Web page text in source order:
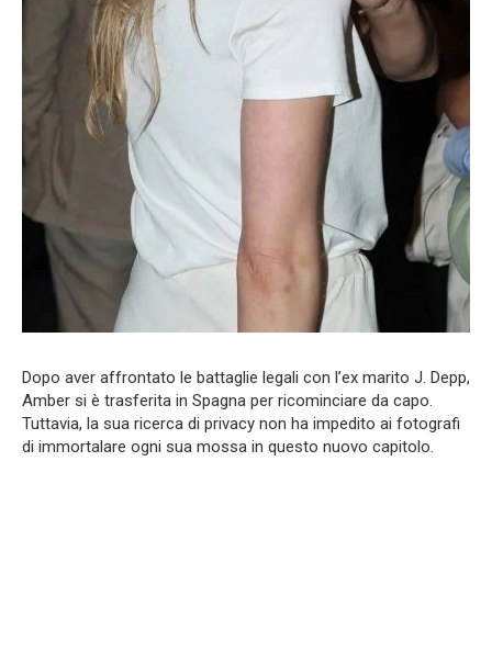
Dopo aver affrontato le battaglie legali con l’ex marito J. Depp,
Amber si è trasferita in Spagna per ricominciare da capo.
Tuttavia, la sua ricerca di privacy non ha impedito ai fotografi
di immortalare ogni sua mossa in questo nuovo capitolo.